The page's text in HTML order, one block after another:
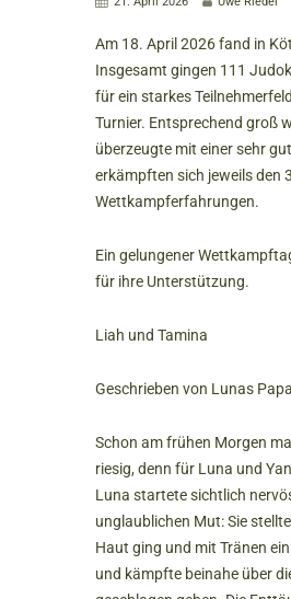
Am 18. April 2026 fand in
Insgesamt gingen 111
für ein starkes
Turnier. Entsprechend groß
überzeugte mit einer sehr
erkämpften sich jeweils den
Wettkampferfahrungen.
Ein gelungener
für ihre Unterstützung.
Liah und Tamina
Geschrieben von Lunas Papa
Schon am frühen Morgen
riesig, denn für Luna und
Luna startete sichtlich
unglaublichen Mut: Sie
Haut ging und mit Tränen
und kämpfte beinahe über